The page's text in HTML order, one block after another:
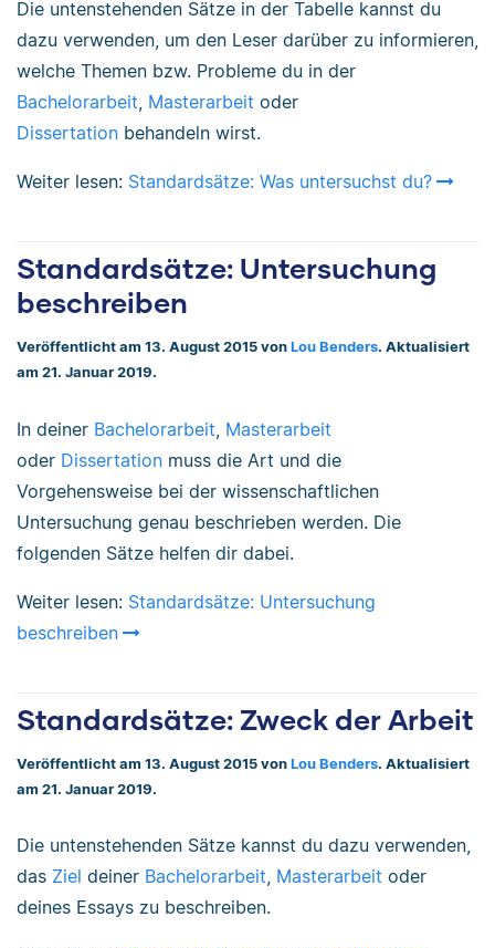
Die untenstehenden Sätze in der Tabelle kannst du
dazu verwenden, um den Leser darüber zu informieren,
welche Themen bzw. Probleme du in der
Bachelorarbeit, Masterarbeit oder
Dissertation behandeln wirst.
Weiter lesen: Standardsätze: Was untersuchst du?
Standardsätze: Untersuchung
beschreiben
Veröffentlicht am 13. August 2015 von Lou Benders. Aktualisiert
am 21. Januar 2019.
In deiner Bachelorarbeit Masterarbeit
oder Dissertation muss die Art und die
Vorgehensweise bei der wissenschaftlichen
Untersuchung genau beschrieben werden. Die
folgenden Sätze helfen dir dabei.
Weiter lesen: Standardsätze: Untersuchung
beschreiben
Standardsätze: Zweck der Arbeit
Veröffentlicht am 13. August 2015 von Lou Benders. Aktualisiert
am 21. Januar 2019.
Die untenstehenden Sätze kannst du dazu verwenden,
das Ziel deiner Bachelorarbeit, Masterarbeit oder
deines Essays zu beschreiben.